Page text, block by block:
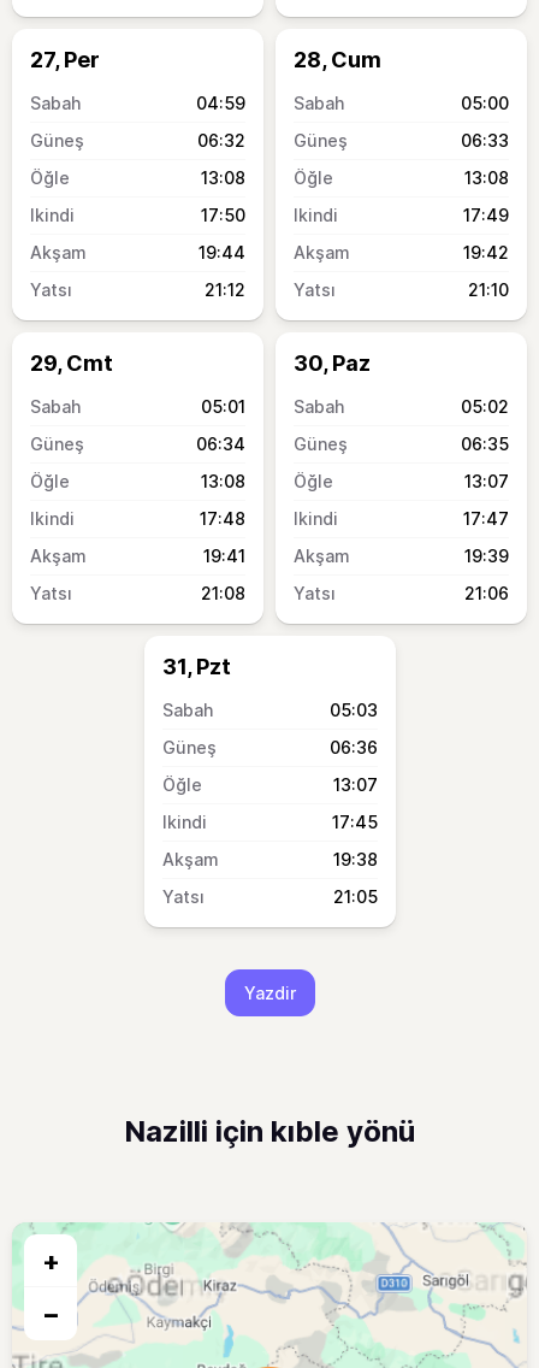
27, Per
04:59
06:32
13:08
17:50
19:44
21:12
28, Cum
05:00
06:33
13:08
17:49
19:42
21:10
29, Cmt
05:01
06:34
13:08
17:48
19:41
21:08
30, Paz
05:02
06:35
13:07
17:47
19:39
21:06
31, Pzt
05:03
06:36
13:07
17:45
19:38
21:05
Yazdir
Nazilli için kıble yönü
+
−